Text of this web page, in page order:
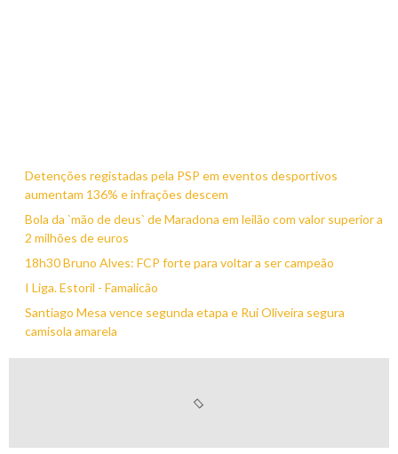
Detenções registadas pela PSP em eventos desportivos
aumentam 136% e infrações descem
Bola da `mão de deus` de Maradona em leilão com valor superior a
2 milhões de euros
18h30 Bruno Alves: FCP forte para voltar a ser campeão
I Liga. Estoril - Famalicão
Santiago Mesa vence segunda etapa e Rui Oliveira segura
camisola amarela